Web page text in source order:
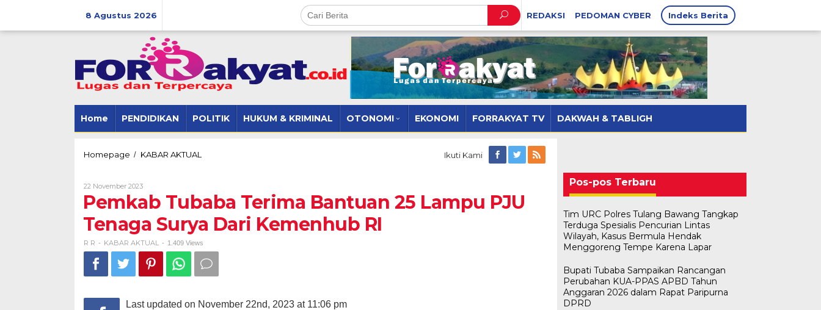
8 Agustus 2026 REDAKSI PEDOMAN CYBER Indeks Berita
Home PENDIDIKAN POLITIK HUKUM & KRIMINAL OTONOMI EKONOMI FORRAKYAT TV DAKWAH & TABLIGH
Homepage / KABAR AKTUAL
25
Lampu
PJU
Tenaga
Surya
Dari
Kemenhub
RI
Ikuti Kami
22 November 2023Oleh
R
Pemkab Tubaba Terima Bantuan 25 Lampu PJU
Tenaga Surya Dari Kemenhub RI
R R - KABAR AKTUAL - 1.409 Views
Last updated on November 22nd, 2023 at 11:06 pm
Pos-pos Terbaru
Tim URC Polres Tulang Bawang Tangkap
Terduga Spesialis Pencurian Lintas
Wilayah, Kasus Bermula Hendak
Menggoreng Tempe Karena Lapar
Bupati Tubaba Sampaikan Rancangan
Perubahan KUA-PPAS APBD Tahun
Anggaran 2026 dalam Rapat Paripurna
DPRD